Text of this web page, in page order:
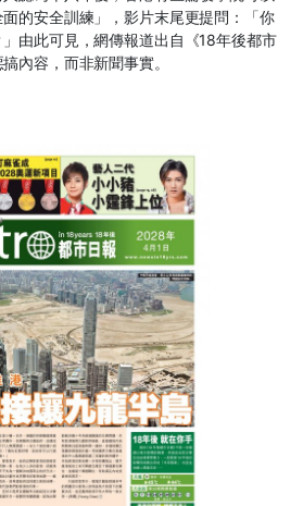
的安全訓練」，影片末尾更提問：「你
由此可見，網傳報道出自《18年後都市
內容，而非新聞事實。